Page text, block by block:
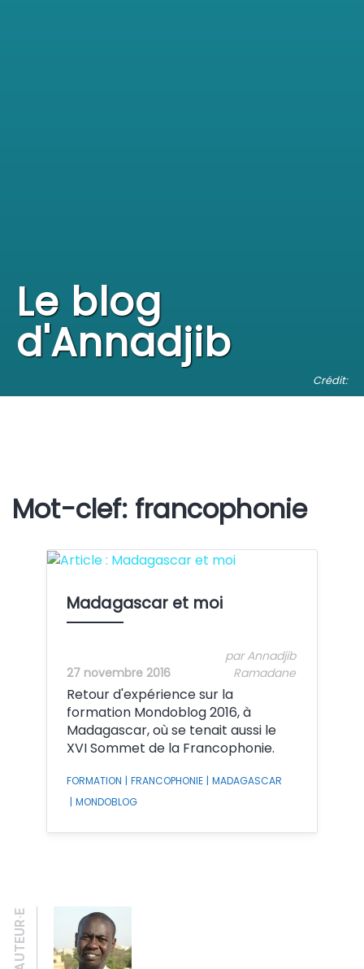
Crédit:
Le blog
d'Annadjib
Mot-clef: francophonie
Crédit:
Madagascar et moi
27 novembre 2016
par Annadjib
Ramadane
Retour d'expérience sur la
formation Mondoblog 2016, à
Madagascar, où se tenait aussi le
XVI Sommet de la Francophonie.
FORMATION | FRANCOPHONIE | MADAGASCAR
| MONDOBLOG
AUTEUR·E